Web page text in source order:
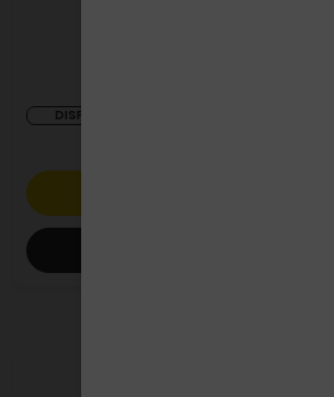
DISPONIBILITÉ SELON MAGASIN